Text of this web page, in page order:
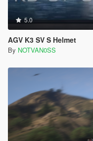
5.0
AGV K3 SV S Helmet
By NOTVAN0SS